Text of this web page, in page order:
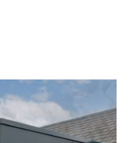
een dakkapel?